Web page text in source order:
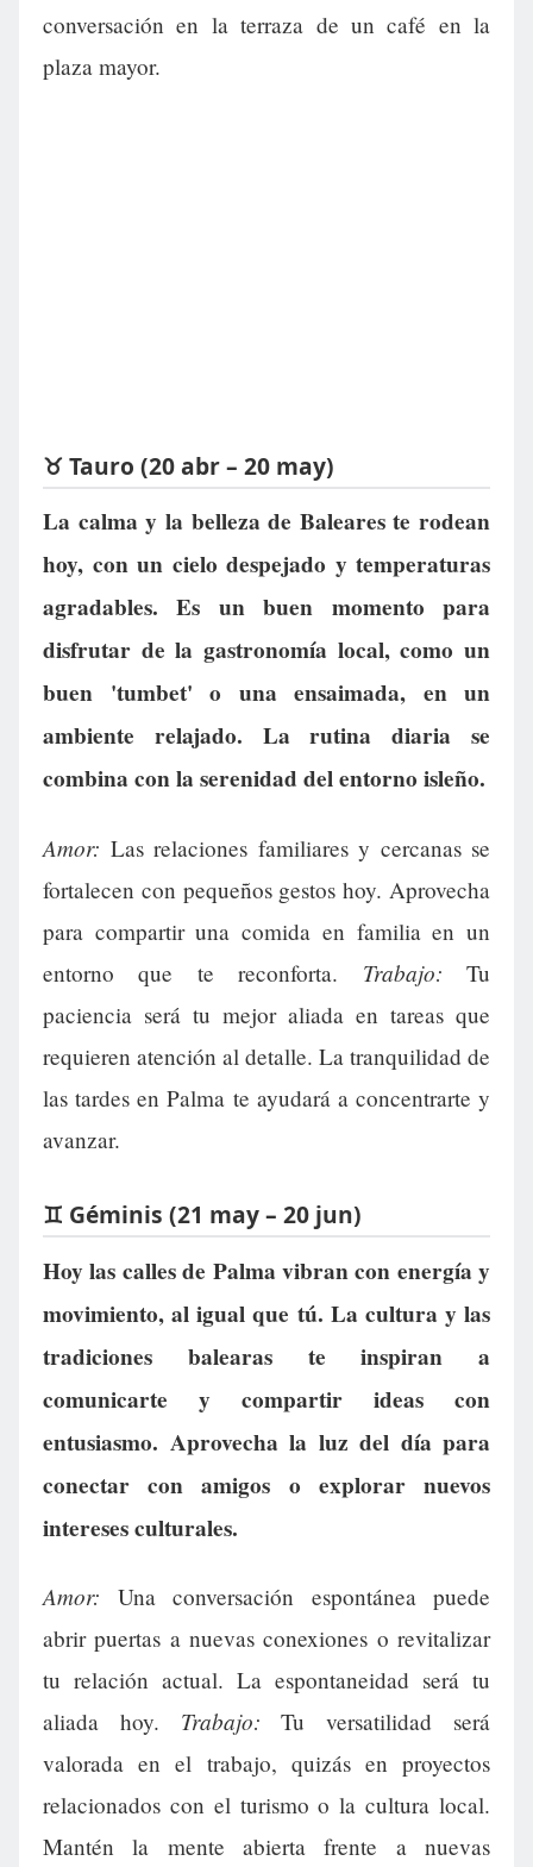
conversación en la terraza de un café en la
plaza mayor.
♉ Tauro (20 abr – 20 may)
La calma y la belleza de Baleares te rodean
hoy, con un cielo despejado y temperaturas
agradables. Es un buen momento para
disfrutar de la gastronomía local, como un
buen 'tumbet' o una ensaimada, en un
ambiente relajado. La rutina diaria se
combina con la serenidad del entorno isleño.
Amor: Las relaciones familiares y cercanas se
fortalecen con pequeños gestos hoy. Aprovecha
para compartir una comida en familia en un
entorno que te reconforta. Trabajo: Tu
paciencia será tu mejor aliada en tareas que
requieren atención al detalle. La tranquilidad de
las tardes en Palma te ayudará a concentrarte y
avanzar.
♊ Géminis (21 may – 20 jun)
Hoy las calles de Palma vibran con energía y
movimiento, al igual que tú. La cultura y las
tradiciones balearas te inspiran a
comunicarte y compartir ideas con
entusiasmo. Aprovecha la luz del día para
conectar con amigos o explorar nuevos
intereses culturales.
Amor: Una conversación espontánea puede
abrir puertas a nuevas conexiones o revitalizar
tu relación actual. La espontaneidad será tu
aliada hoy. Trabajo: Tu versatilidad será
valorada en el trabajo, quizás en proyectos
relacionados con el turismo o la cultura local.
Mantén la mente abierta frente a nuevas